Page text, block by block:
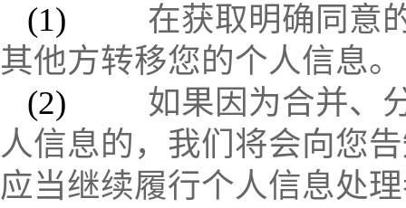
(1) 在获取明确同意
其他方转移您的个人信息。
(2) 如果因为合并、
人信息的，我们将会向您
应当继续履行个人信息处